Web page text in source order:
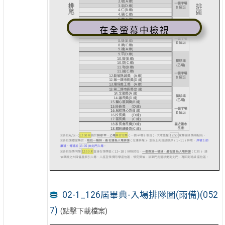
在全螢幕中檢視
02-1_126屆畢典-入場排隊圖(雨備)(052
7) (點擊下載檔案)